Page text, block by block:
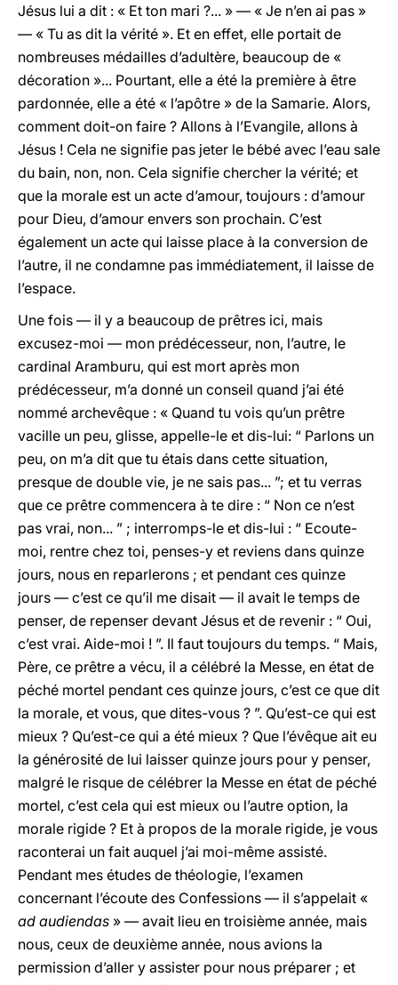
Jésus lui a dit : « Et ton mari ?... » — « Je n’en ai pas »
— « Tu as dit la vérité ». Et en effet, elle portait de
nombreuses médailles d’adultère, beaucoup de «
décoration »... Pourtant, elle a été la première à être
pardonnée, elle a été « l’apôtre » de la Samarie. Alors,
comment doit-on faire ? Allons à l’Evangile, allons à
Jésus ! Cela ne signifie pas jeter le bébé avec l’eau sale
du bain, non, non. Cela signifie chercher la vérité; et
que la morale est un acte d’amour, toujours : d’amour
pour Dieu, d’amour envers son prochain. C’est
également un acte qui laisse place à la conversion de
l’autre, il ne condamne pas immédiatement, il laisse de
l’espace.
Une fois — il y a beaucoup de prêtres ici, mais
excusez-moi — mon prédécesseur, non, l’autre, le
cardinal Aramburu, qui est mort après mon
prédécesseur, m’a donné un conseil quand j’ai été
nommé archevêque : « Quand tu vois qu’un prêtre
vacille un peu, glisse, appelle-le et dis-lui: “ Parlons un
peu, on m’a dit que tu étais dans cette situation,
presque de double vie, je ne sais pas... ”; et tu verras
que ce prêtre commencera à te dire : “ Non ce n’est
pas vrai, non... ” ; interromps-le et dis-lui : “ Ecoute-
moi, rentre chez toi, penses-y et reviens dans quinze
jours, nous en reparlerons ; et pendant ces quinze
jours — c’est ce qu’il me disait — il avait le temps de
penser, de repenser devant Jésus et de revenir : “ Oui,
c’est vrai. Aide-moi ! ”. Il faut toujours du temps. “ Mais,
Père, ce prêtre a vécu, il a célébré la Messe, en état de
péché mortel pendant ces quinze jours, c’est ce que dit
la morale, et vous, que dites-vous ? ”. Qu’est-ce qui est
mieux ? Qu’est-ce qui a été mieux ? Que l’évêque ait eu
la générosité de lui laisser quinze jours pour y penser,
malgré le risque de célébrer la Messe en état de péché
mortel, c’est cela qui est mieux ou l’autre option, la
morale rigide ? Et à propos de la morale rigide, je vous
raconterai un fait auquel j’ai moi-même assisté.
Pendant mes études de théologie, l’examen
concernant l’écoute des Confessions — il s’appelait «
ad audiendas » — avait lieu en troisième année, mais
nous, ceux de deuxième année, nous avions la
permission d’aller y assister pour nous préparer ; et